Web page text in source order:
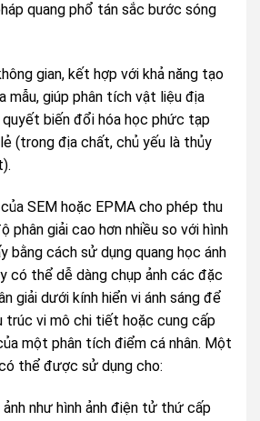
quang phổ tán sắc bước sóng
gian, kết hợp với khả năng tạo
mẫu, giúp phân tích vật liệu địa
biến đổi hóa học phức tạp
(trong địa chất, chủ yếu là thủy
SEM hoặc EPMA cho phép thu
phân giải cao hơn nhiều so với hình
bằng cách sử dụng quang học ánh
có thể dễ dàng chụp ảnh các đặc
giải dưới kính hiển vi ánh sáng để
trúc vi mô chi tiết hoặc cung cấp
một phân tích điểm cá nhân. Một
thể được sử dụng cho:
như hình ảnh điện tử thứ cấp